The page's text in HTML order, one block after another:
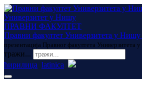
Универзитет у Нишу
ПРАВНИ ФАКУЛТЕТ
Правни факултет Универзитета у Нишу
презентација Правног факултета Универзитета
тражи...
ћирилица latinica